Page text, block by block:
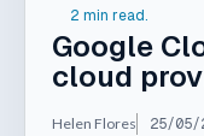
2 min read.
Google
cloud
Helen Flores 25/05/